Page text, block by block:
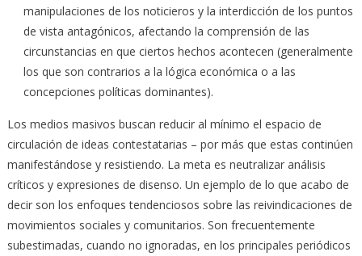
manipulaciones de los noticieros y la interdicción de los puntos
de vista antagónicos, afectando la comprensión de las
circunstancias en que ciertos hechos acontecen (generalmente
los que son contrarios a la lógica económica o a las
concepciones políticas dominantes).
Los medios masivos buscan reducir al mínimo el espacio de
circulación de ideas contestatarias – por más que estas continúen
manifestándose y resistiendo. La meta es neutralizar análisis
críticos y expresiones de disenso. Un ejemplo de lo que acabo de
decir son los enfoques tendenciosos sobre las reivindicaciones de
movimientos sociales y comunitarios. Son frecuentemente
subestimadas, cuando no ignoradas, en los principales periódicos